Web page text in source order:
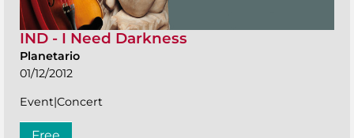
IND - I Need Darkness
Planetario
01/12/2012
Event|Concert